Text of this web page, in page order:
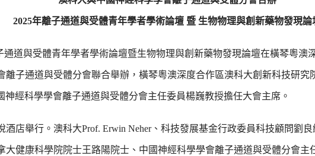
2025年離子通道與受體青年學者學術論壇 暨 生物物理與創新藥物發現論
通道與受體青年學者學術論壇暨生物物理與創新藥物發現論壇在橫琴粵澳
離子通道與受體分會聯合舉辦，橫琴粵澳深度合作區澳科大創新科技研究
神經科學學會離子通道與受體分會主任委員楊巍教授擔任大會主席。
酒店舉行。澳科大Prof. Erwin Neher、科技發展基金行政委員科技顧問劉
大健康科學院院士王路陽院士、中國神經科學學會離子通道與受體分會主